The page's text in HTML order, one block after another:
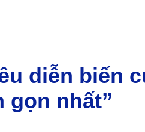
diễn biến
gọn nhất”